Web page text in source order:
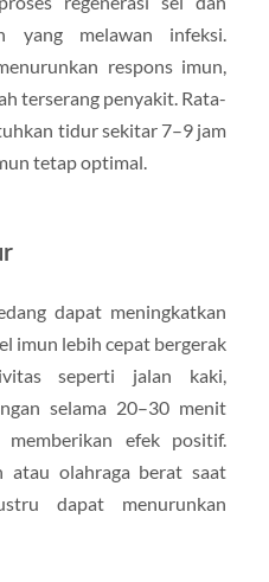
yang melawan infeksi.
respons imun,
terserang penyakit. Rata-
tidur sekitar 7–9 jam
tetap optimal.
dapat meningkatkan
imun lebih cepat bergerak
seperti jalan kaki,
selama 20–30 menit
efek positif.
atau olahraga berat saat
dapat menurunkan